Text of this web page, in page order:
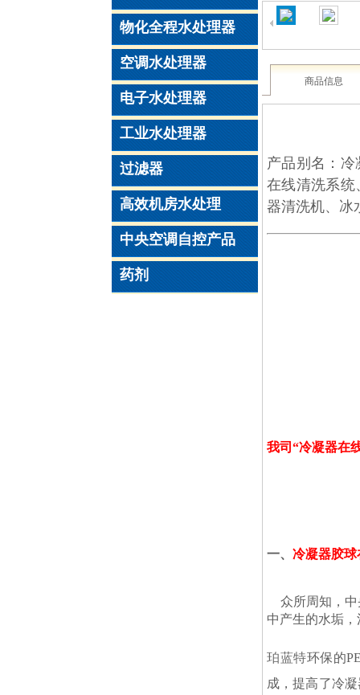
商品信息
产品别名：
在线清洗系统
器清洗机、冰
我司“冷凝器在
一、 冷凝器胶
众所周知，中
中产生的水垢
珀蓝特环保的
成，提高了冷
物化全程水处理器
空调水处理器
电子水处理器
工业水处理器
过滤器
高效机房水处理
中央空调自控产品
药剂